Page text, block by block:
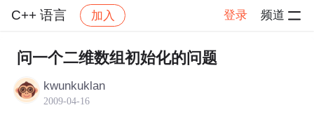
C++ 语言 加入 登录 频道
社区 C++ 语言 帖子详情
问一个二维数组初始化的问题
kwunkuklan
2009-04-16